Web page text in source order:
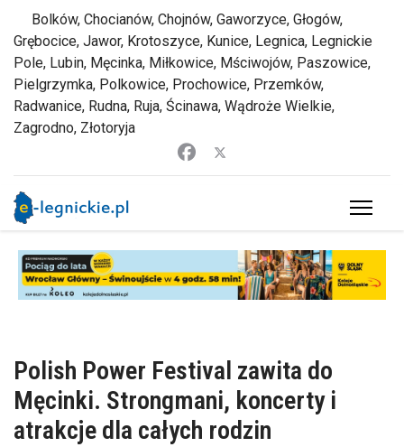
Bolków, Chocianów, Chojnów, Gaworzyce, Głogów,
Grębocice, Jawor, Krotoszyce, Kunice, Legnica, Legnickie
Pole, Lubin, Męcinka, Miłkowice, Mściwojów, Paszowice,
Pielgrzymka, Polkowice, Prochowice, Przemków,
Radwanice, Rudna, Ruja, Ścinawa, Wądroże Wielkie,
Zagrodno, Złotoryja
Polish Power Festival zawita do
Męcinki. Strongmani, koncerty i
atrakcje dla całych rodzin